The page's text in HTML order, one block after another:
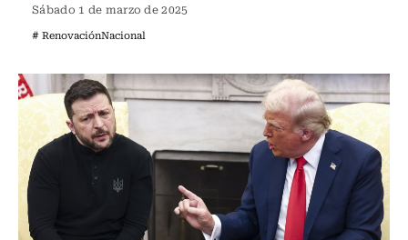
Sábado 1 de marzo de 2025
# RenovaciónNacional